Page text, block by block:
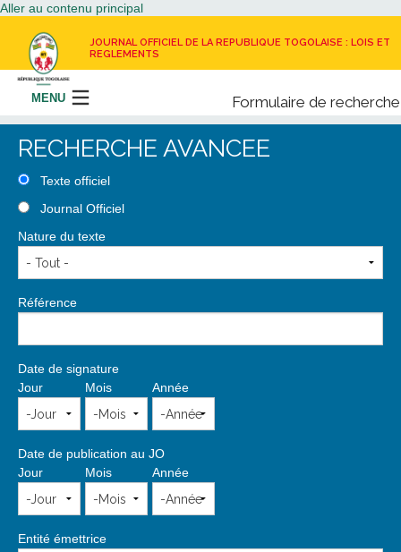
Aller au contenu principal
JOURNAL OFFICIEL DE LA REPUBLIQUE TOGOLAISE : LOIS ET
REGLEMENTS
Formulaire de recherche
Rechercher
MENU
LE JOURNAL OFFICIEL
RECEVOIR LE JOURNAL OFFICIEL
NOUS CONTACTER
RECHERCHE AVANCEE
Texte officiel
Journal Officiel
Nature du texte
Référence
Date de signature
Jour
Mois Année
Date de publication au JO
Jour
Mois Année
Entité émettrice